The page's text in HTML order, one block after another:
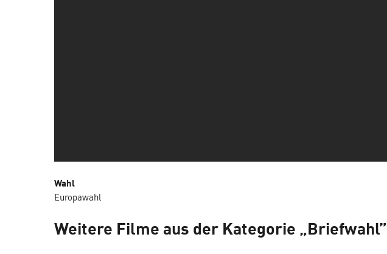
Wahl
Europawahl
Weitere Filme aus der Kategorie „Briefwahl”